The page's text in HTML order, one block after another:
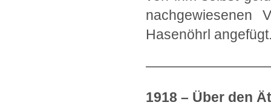
nachgewiesenen
Hasenöhrl
1918 – Über den